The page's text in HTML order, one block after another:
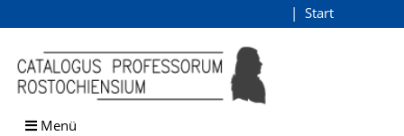
Browsen
direkt zum Inhalt
Start
Menü